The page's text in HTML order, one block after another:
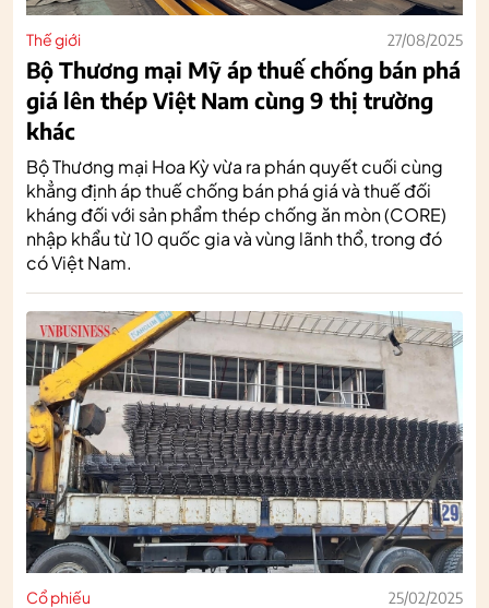
Thế giới 27/08/2025
Bộ Thương mại Mỹ áp thuế chống bán phá
giá lên thép Việt Nam cùng 9 thị trường
khác
Bộ Thương mại Hoa Kỳ vừa ra phán quyết cuối cùng
khẳng định áp thuế chống bán phá giá và thuế đối
kháng đối với sản phẩm thép chống ăn mòn (CORE)
nhập khẩu từ 10 quốc gia và vùng lãnh thổ, trong đó
có Việt Nam.
Cổ phiếu 25/02/2025